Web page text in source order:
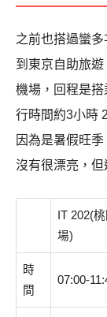
之前也搭過蠻
到東京自助旅
機場，回程是
行時間約3小時
因為是暑假旺
沒有很漂亮，但
IT 202(
場)
時
間
07:00-